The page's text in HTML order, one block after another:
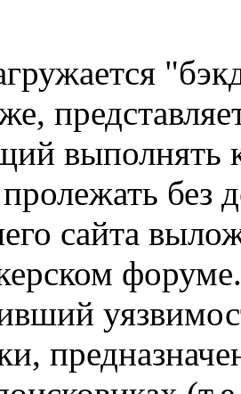
выполнять
без
сайта